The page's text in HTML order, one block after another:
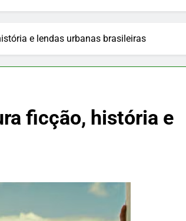
e lendas urbanas brasileiras
ficção, história e
PUBLICIDADE